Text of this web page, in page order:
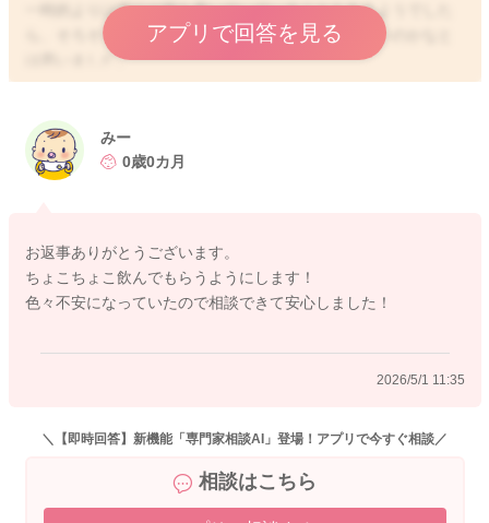
一時的よりは張りが落ち着いていていることもあるようでした
ら、そろそろ両方を飲んでもらうようにされても良いのかなと
は思いました。
てしまうこともあります。
そうすると後乳まで飲めないということは少なくないようにも
思います。
と飲んでもらっていかれると良いのではないかと思いました。
よかったら参考になさってみてください。
アプリで回答を見る
2026/4/30 14:52
みー
0歳0カ月
お返事ありがとうございます。
ちょこちょこ飲んでもらうようにします！
色々不安になっていたので相談できて安心しました！
2026/5/1 11:35
＼【即時回答】新機能「専門家相談AI」登場！アプリで今すぐ相談／
相談はこちら